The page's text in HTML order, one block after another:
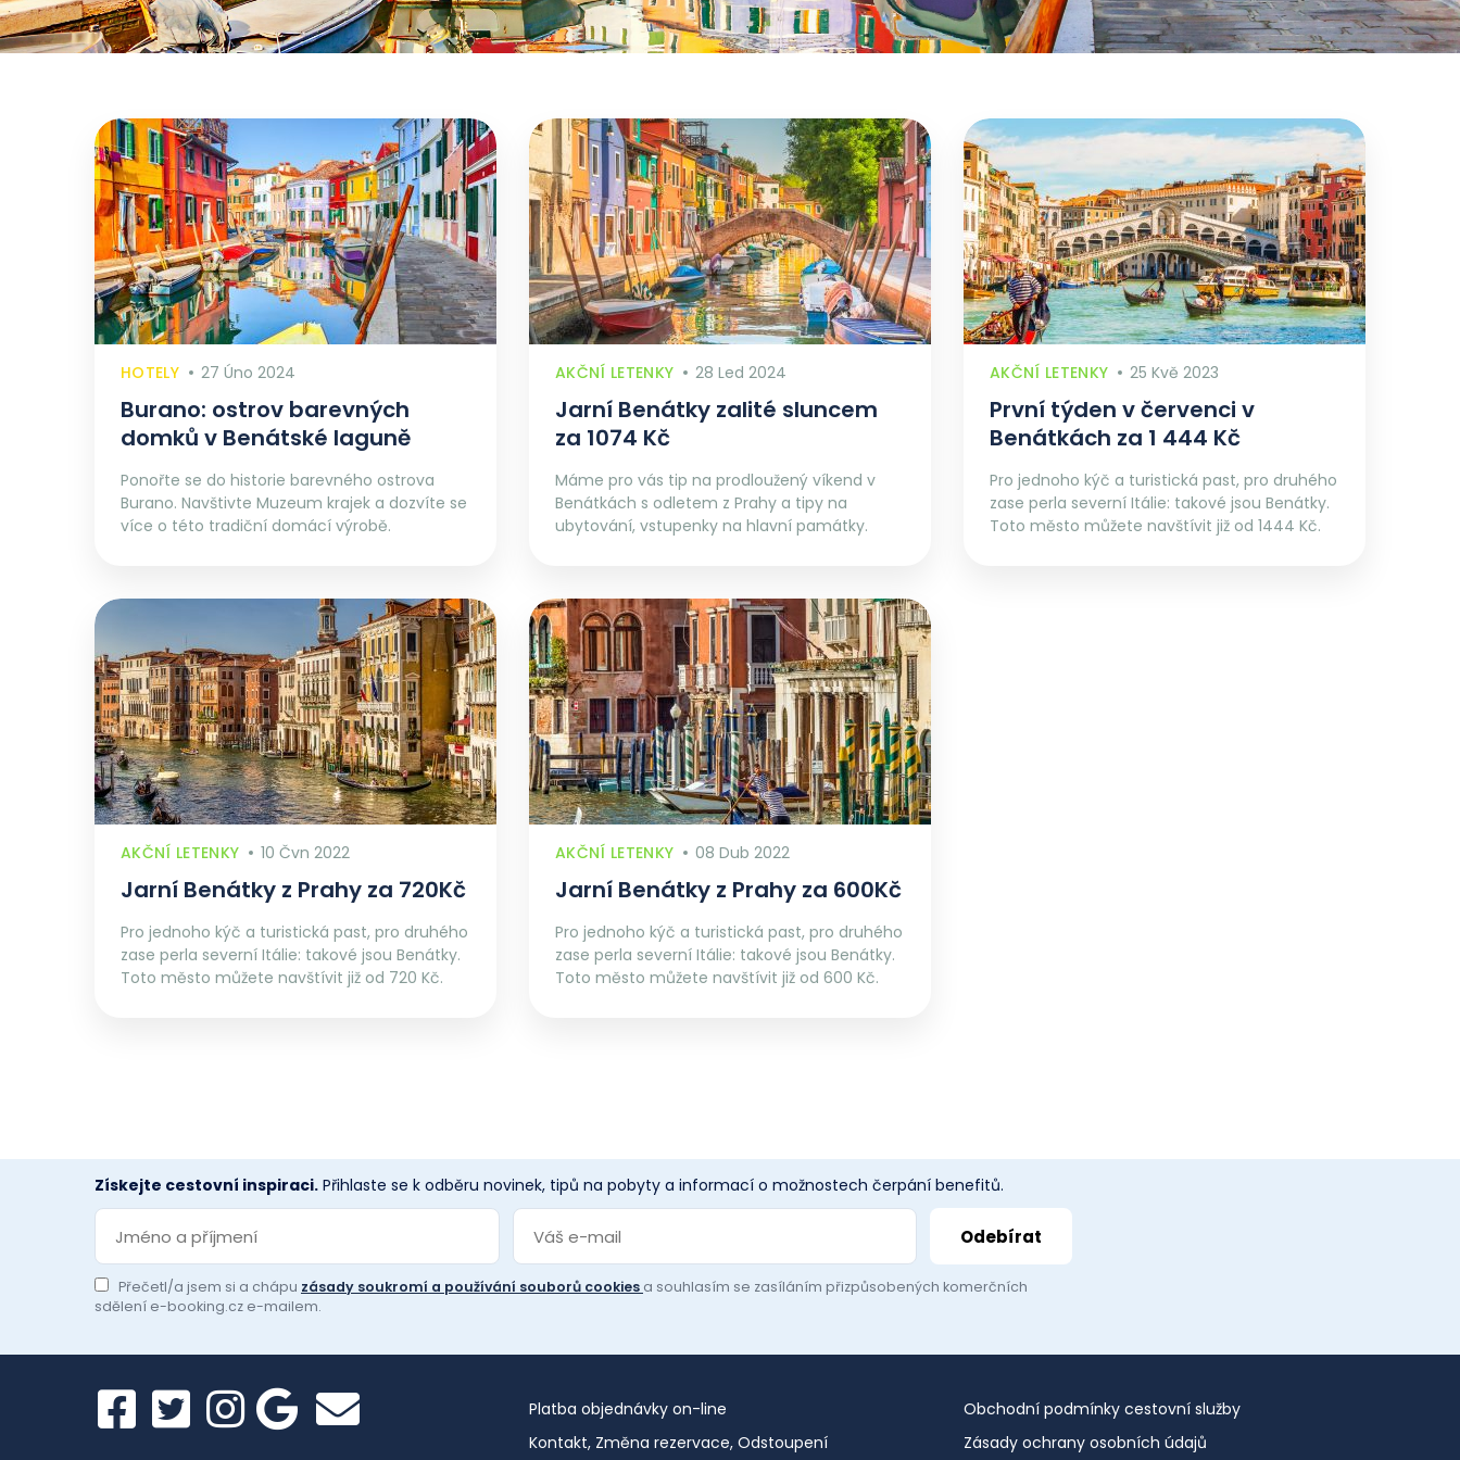
HOTELY 27 Úno 2024
Burano: ostrov barevných
domků v Benátské laguně
Ponořte se do historie barevného ostrova
Burano. Navštivte Muzeum krajek a dozvíte se
více o této tradiční domácí výrobě.
AKČNÍ LETENKY 28 Led 2024
Jarní Benátky zalité sluncem
za 1074 Kč
Máme pro vás tip na prodloužený víkend v
Benátkách s odletem z Prahy a tipy na
ubytování, vstupenky na hlavní památky.
AKČNÍ LETENKY 25 Kvě 2023
První týden v červenci v
Benátkách za 1 444 Kč
Pro jednoho kýč a turistická past, pro druhého
zase perla severní Itálie: takové jsou Benátky.
Toto město můžete navštívit již od 1444 Kč.
AKČNÍ LETENKY 10 Čvn 2022
Jarní Benátky z Prahy za 720Kč
Pro jednoho kýč a turistická past, pro druhého
zase perla severní Itálie: takové jsou Benátky.
Toto město můžete navštívit již od 720 Kč.
AKČNÍ LETENKY 08 Dub 2022
Jarní Benátky z Prahy za 600Kč
Pro jednoho kýč a turistická past, pro druhého
zase perla severní Itálie: takové jsou Benátky.
Toto město můžete navštívit již od 600 Kč.
Získejte cestovní inspiraci. Přihlaste se k odběru novinek, tipů na pobyty a informací o možnostech čerpání benefitů.
Přečetl/a jsem si a chápu zásady soukromí a používání souborů cookies a souhlasím se zasíláním přizpůsobených komerčních
sdělení e-booking.cz e-mailem.
Platba objednávky on-line
Kontakt, Změna rezervace, Odstoupení
Obchodní podmínky cestovní služby
Zásady ochrany osobních údajů